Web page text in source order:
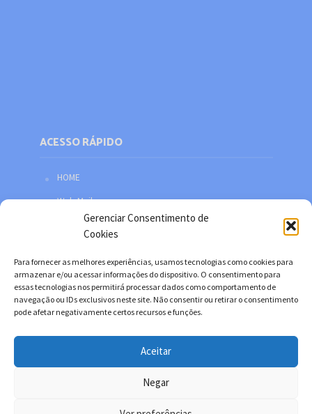
Gerenciar Consentimento de
Cookies
Para fornecer as melhores experiências, usamos tecnologias como cookies para
armazenar e/ou acessar informações do dispositivo. O consentimento para
essas tecnologias nos permitirá processar dados como comportamento de
navegação ou IDs exclusivos neste site. Não consentir ou retirar o consentimento
pode afetar negativamente certos recursos e funções.
Aceitar
Negar
ACESSO RÁPIDO
HOME
Web Mail
Política de privacidade
Facebook
Twitter
YouTube
Instagram
Copyright © 2026. Desenvolvido por Danilo Filitto.